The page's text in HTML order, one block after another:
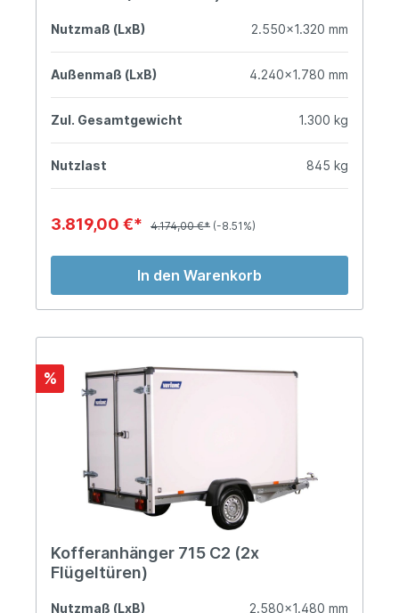
Nutzmaß (LxB) 2.550x1.320 mm
Außenmaß (LxB) 4.240x1.780 mm
Zul. Gesamtgewicht 1.300 kg
Nutzlast 845 kg
3.819,00 €* 4.174,00 €* (-8.51%)
In den Warenkorb
%
Kofferanhänger 715 C2 (2x
Flügeltüren)
Nutzmaß (LxB) 2.580x1.480 mm